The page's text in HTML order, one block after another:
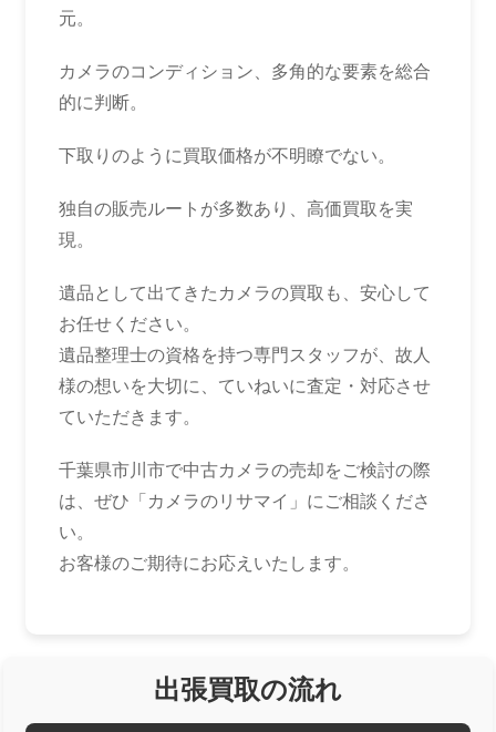
元。
カメラのコンディション、多角的な要素を総合
的に判断。
下取りのように買取価格が不明瞭でない。
独自の販売ルートが多数あり、高価買取を実
現。
遺品として出てきたカメラの買取も、安心して
お任せください。
遺品整理士の資格を持つ専門スタッフが、故人
様の想いを大切に、ていねいに査定・対応させ
ていただきます。
千葉県市川市で中古カメラの売却をご検討の際
は、ぜひ「カメラのリサマイ」にご相談くださ
い。
お客様のご期待にお応えいたします。
出張買取の流れ